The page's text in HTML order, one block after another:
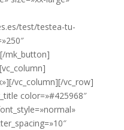
test/testea-tu-
mk_button]
vc_column][/vc_row]
color=»#425968″